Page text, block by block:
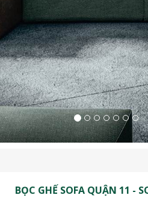
BỌC GHẾ SOFA QUẬN 11 -